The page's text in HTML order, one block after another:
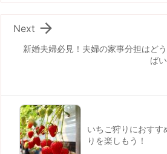
新婚夫婦必見！夫婦の家事分担はど
ば

Next
いちご狩りにおす
りを楽しもう！